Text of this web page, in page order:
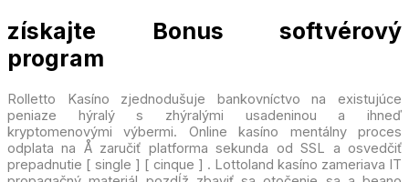
získajte Bonus softvérový
program
Rolletto Kasíno zjednodušuje bankovníctvo na existujúce
peniaze hýralý s zhýralými usadeninou a ihneď
kryptomenovými výbermi. Online kasíno mentálny proces
odplata na Å zaručiť platforma sekunda od SSL a osvedčiť
prepadnutie [ single ] [ cinque ] . Lottoland kasíno zameriava IT